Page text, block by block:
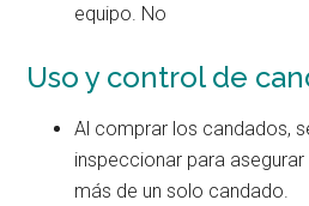
equipo. No
Uso y control de
Al comprar los candados,
inspeccionar para
más de un solo candado.